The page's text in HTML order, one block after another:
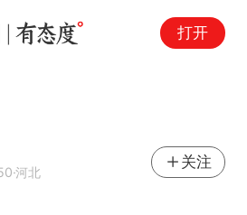
打开
·河北
关注